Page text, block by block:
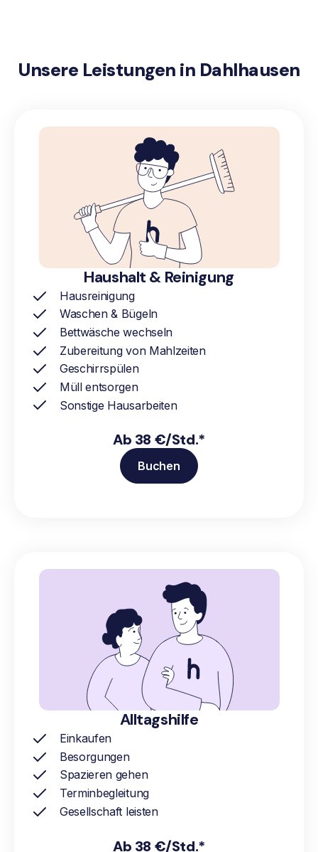
Unsere Leistungen in Dahlhausen
Haushalt & Reinigung
Hausreinigung
Waschen & Bügeln
Bettwäsche wechseln
Zubereitung von Mahlzeiten
Geschirrspülen
Müll entsorgen
Sonstige Hausarbeiten
Ab 38 €/Std.*
Buchen
Alltagshilfe
Einkaufen
Besorgungen
Spazieren gehen
Terminbegleitung
Gesellschaft leisten
Ab 38 €/Std.*